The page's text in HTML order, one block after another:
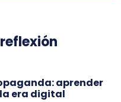
aprender
era digital